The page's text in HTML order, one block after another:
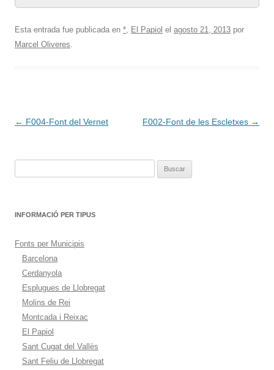
Esta entrada fue publicada en *, El Papiol el agosto 21, 2013 por
Marcel Oliveres.
Navegación
← F004-Font del Vernet F002-Font de les Escletxes →
INFORMACIÓ PER TIPUS
Fonts per Municipis
Barcelona
Cerdanyola
Esplugues de Llobregat
Molins de Rei
Montcada i Reixac
El Papiol
Sant Cugat del Vallès
Sant Feliu de Llobregat